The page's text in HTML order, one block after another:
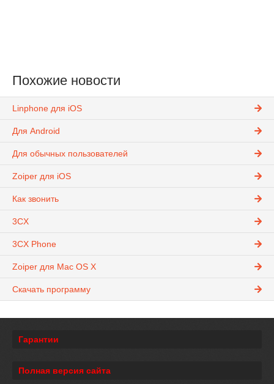
Похожие новости
Linphone для iOS
Для Android
Для обычных пользователей
Zoiper для iOS
Как звонить
3CX
3CX Phone
Zoiper для Mac OS X
Скачать программу
Гарантии
Полная версия сайта